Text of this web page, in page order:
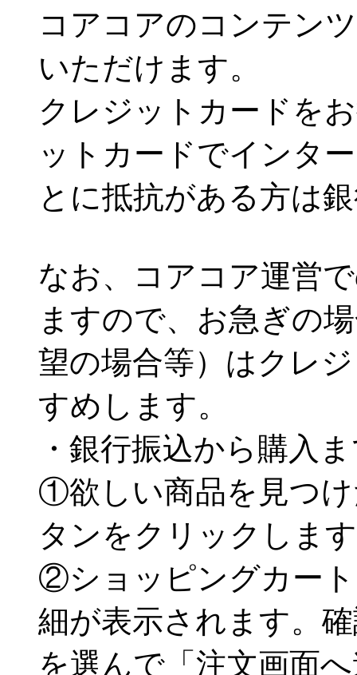
コアコアのコンテン
いただけます。
クレジットカードを
ットカードでインタ
とに抵抗がある方は
なお、コアコア運営
ますので、お急ぎの
望の場合等）はクレ
すめします。
・銀行振込から購入
①欲しい商品を見つ
タンをクリックしま
②ショッピングカー
細が表示されます。
を選んで「注文画面